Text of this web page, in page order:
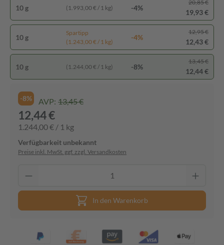
10 g (1.993,00 € / 1 kg) -4%
20,85 €
19,93 €
10 g
Spartipp
(1.243,00 € / 1 kg)
-4%
12,95 €
12,43 €
10 g (1.244,00 € / 1 kg) -8%
13,45 €
12,44 €
-8% AVP: 13,45 €
12,44 €
1.244,00 € / 1 kg
Verfügbarkeit unbekannt
Preise inkl. MwSt. ggf. zzgl. Versandkosten
In den Warenkorb